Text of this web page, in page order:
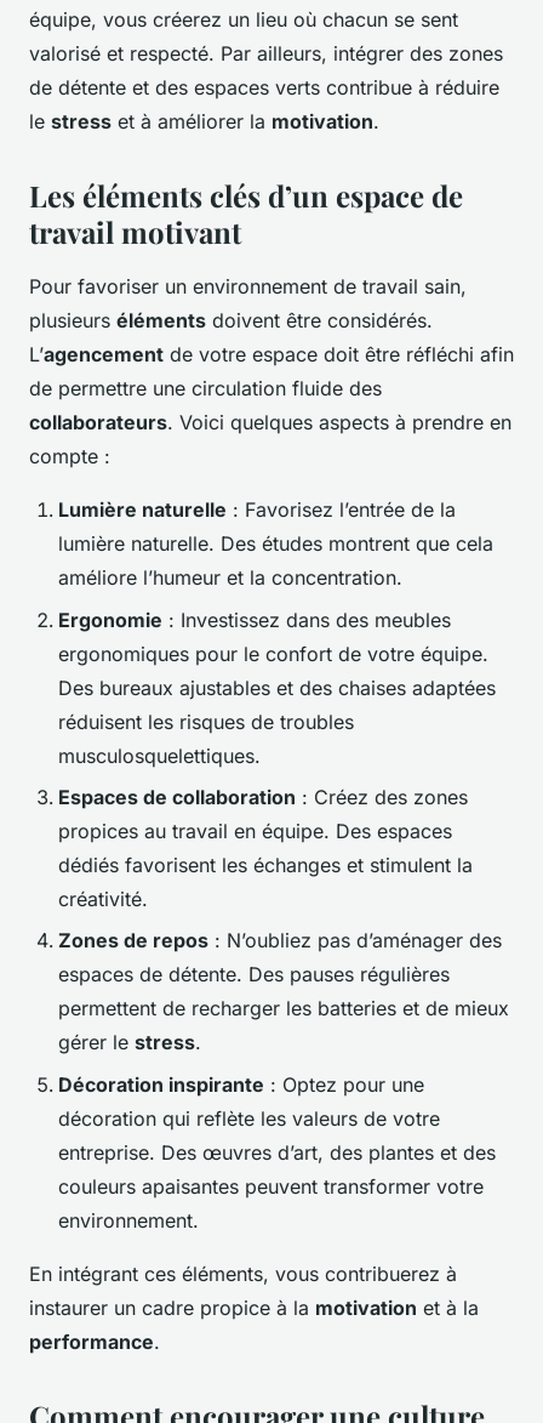
équipe, vous créerez un lieu où chacun se sent
valorisé et respecté. Par ailleurs, intégrer des zones
de détente et des espaces verts contribue à réduire
le stress et à améliorer la motivation.
Les éléments clés d’un espace de
travail motivant
Pour favoriser un environnement de travail sain,
plusieurs éléments doivent être considérés.
L’agencement de votre espace doit être réfléchi afin
de permettre une circulation fluide des
collaborateurs. Voici quelques aspects à prendre en
compte :
Lumière naturelle : Favorisez l’entrée de la
lumière naturelle. Des études montrent que cela
améliore l’humeur et la concentration.
Ergonomie : Investissez dans des meubles
ergonomiques pour le confort de votre équipe.
Des bureaux ajustables et des chaises adaptées
réduisent les risques de troubles
musculosquelettiques.
Espaces de collaboration : Créez des zones
propices au travail en équipe. Des espaces
dédiés favorisent les échanges et stimulent la
créativité.
Zones de repos : N’oubliez pas d’aménager des
espaces de détente. Des pauses régulières
permettent de recharger les batteries et de mieux
gérer le stress.
Décoration inspirante : Optez pour une
décoration qui reflète les valeurs de votre
entreprise. Des œuvres d’art, des plantes et des
couleurs apaisantes peuvent transformer votre
environnement.
En intégrant ces éléments, vous contribuerez à
instaurer un cadre propice à la motivation et à la
performance.